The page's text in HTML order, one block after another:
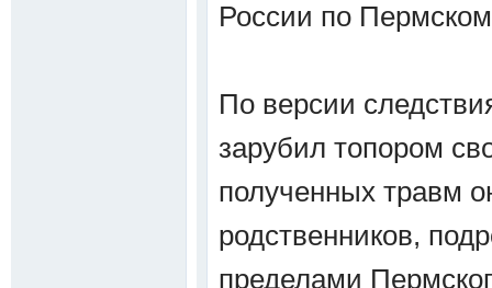
России по
По версии
зарубил топором
полученных травм
родственников,
пределами